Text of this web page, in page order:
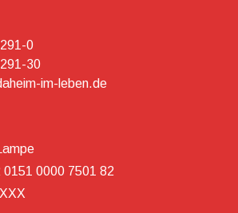
0
30
im-leben.de
0151 0000 7501 82